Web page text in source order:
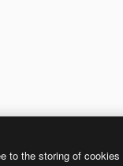
to the storing of